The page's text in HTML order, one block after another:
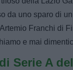
da uno sparo di
Franchi di
e mai
Serie A